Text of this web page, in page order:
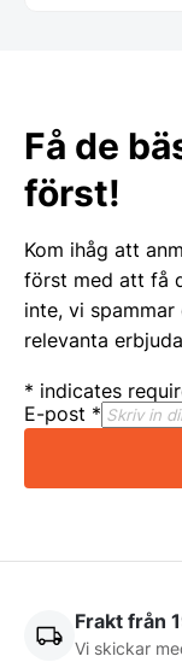
Få de
först!
Kom ihåg att
först med att få
inte, vi
relevanta
* indicates
E-post *
Frakt från
Vi skickar